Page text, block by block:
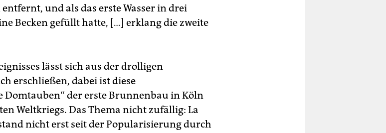
und als das erste Wasser in drei
Becken gefüllt hatte, […] erklang die zweite
lässt sich aus der drolligen
erschließen, dabei ist diese
Domtauben“ der erste Brunnenbau in Köln
Weltkriegs. Das Thema nicht zufällig: La
nicht erst seit der Popularisierung durch